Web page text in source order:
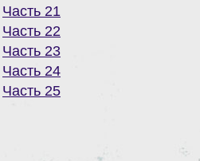
Часть 21
Часть 22
Часть 23
Часть 24
Часть 25